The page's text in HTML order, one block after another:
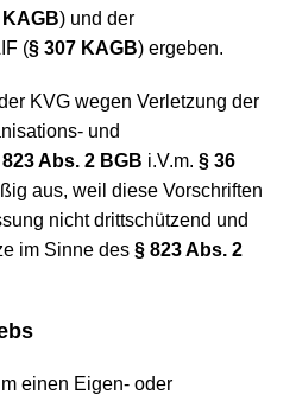
) und der
(§ 307 KAGB) ergeben.
KVG wegen Verletzung der
und
Abs. 2 BGB i.V.m. § 36
aus, weil diese Vorschriften
nicht drittschützend und
im Sinne des § 823 Abs. 2
einen Eigen- oder